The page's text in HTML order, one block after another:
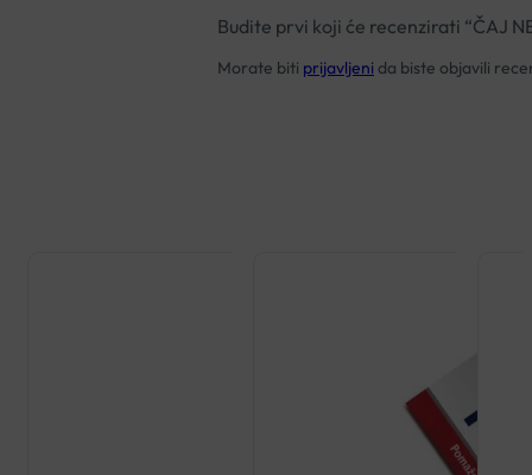
Budite prvi koji će recenzirati “ČAJ
Morate biti prijavljeni da biste objavili